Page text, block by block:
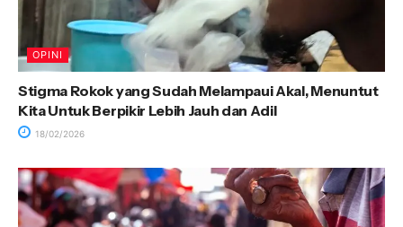
OPINI
Stigma Rokok yang Sudah Melampaui Akal, Menuntut
Kita Untuk Berpikir Lebih Jauh dan Adil
18/02/2026